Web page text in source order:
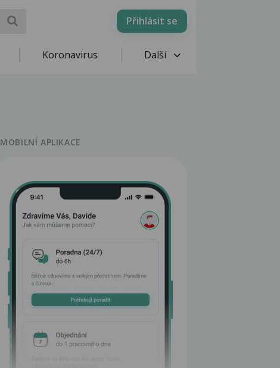
Přihlásit se
Koronavirus Další
MOBILNÍ APLIKACE